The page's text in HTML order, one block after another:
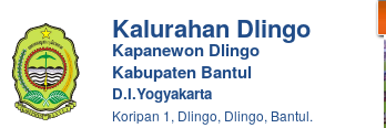
Kalurahan Dlingo
Kapanewon Dlingo
Kabupaten Bantul
D.I.Yogyakarta
Koripan 1, Dlingo, Dlingo, Bantul.